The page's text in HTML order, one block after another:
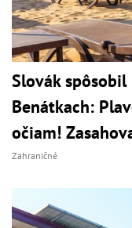
Slovák
Benátkach:
očiam!
Zahraničné